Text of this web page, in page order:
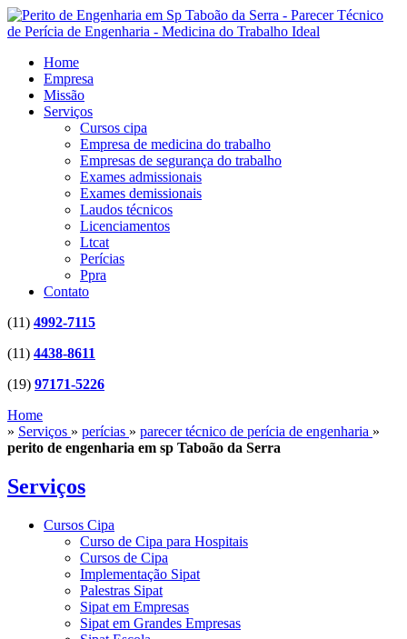
Home
Empresa
Missão
Serviços
Cursos cipa
Empresa de medicina do trabalho
Empresas de segurança do trabalho
Exames admissionais
Exames demissionais
Laudos técnicos
Licenciamentos
Ltcat
Perícias
Ppra
Contato
(11) 4992-7115
(11) 4438-8611
(19) 97171-5226
Home
» Serviços » perícias » parecer técnico de perícia de engenharia »
perito de engenharia em sp Taboão da Serra
Serviços
Cursos Cipa
Curso de Cipa para Hospitais
Cursos de Cipa
Implementação Sipat
Palestras Sipat
Sipat em Empresas
Sipat em Grandes Empresas